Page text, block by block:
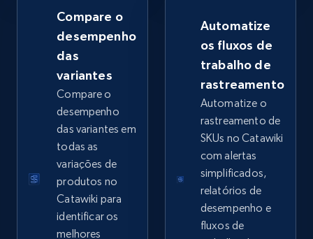
Google Shopping - collects products from
web using keywords
URL, Product id, Title, Product description,
Rating, Reviews count, Images, Variations, and
more.
2.4K+ 199+ Comece agora
Compare o
desempenho
das
variantes
Compare o
desempenho
das variantes em
todas as
variações de
produtos no
Catawiki para
identificar os
melhores
Automatize
os fluxos de
trabalho de
rastreamento
Automatize o
rastreamento de
SKUs no Catawiki
com alertas
simplificados,
relatórios de
desempenho e
fluxos de